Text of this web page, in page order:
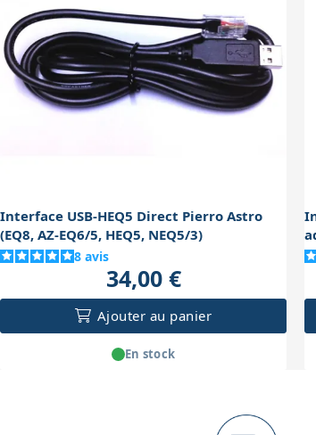
Interface USB-HEQ5 Direct Pierro Astro
(EQ8, AZ-EQ6/5, HEQ5, NEQ5/3)
8 avis
34,00 €
Ajouter au panier
En stock